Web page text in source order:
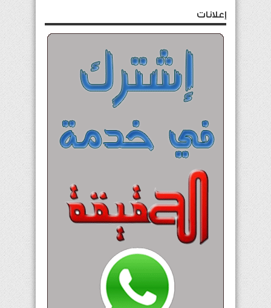
إعلانات